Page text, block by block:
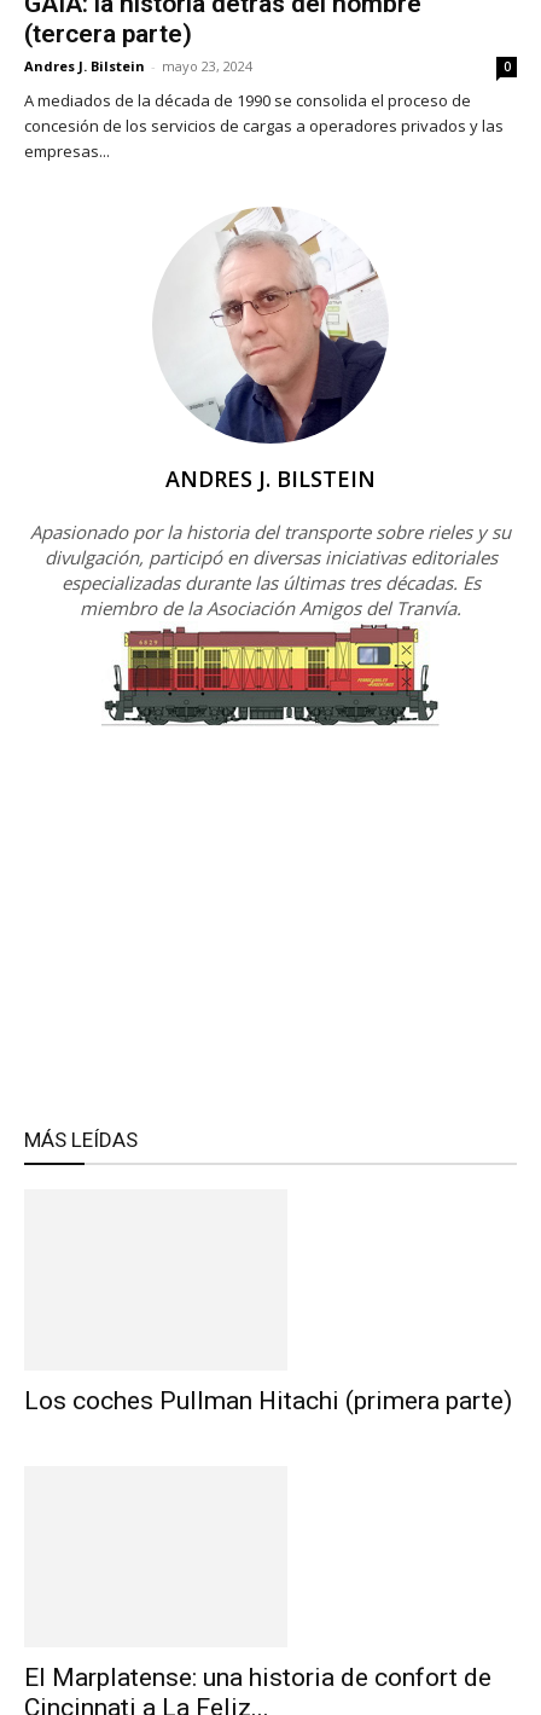
(tercera parte)
Andres J. Bilstein - mayo 23, 2024 0
A mediados de la década de 1990 se consolida el proceso de
concesión de los servicios de cargas a operadores privados y las
empresas...
ANDRES J. BILSTEIN
Apasionado por la historia del transporte sobre rieles y su
divulgación, participó en diversas iniciativas editoriales
especializadas durante las últimas tres décadas. Es
miembro de la Asociación Amigos del Tranvía.
MÁS LEÍDAS
Los coches Pullman Hitachi (primera parte)
El Marplatense: una historia de confort de
Cincinnati a La Feliz...